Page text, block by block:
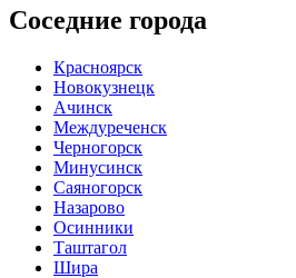
Соседние города
Красноярск
Новокузнецк
Ачинск
Междуреченск
Черногорск
Минусинск
Саяногорск
Назарово
Осинники
Таштагол
Шира